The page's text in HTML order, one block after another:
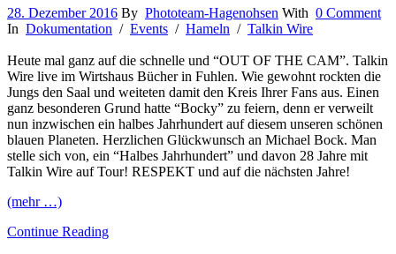
28. Dezember 2016 By Phototeam-Hagenohsen With 0 Comment
In Dokumentation / Events / Hameln / Talkin Wire
Heute mal ganz auf die schnelle und “OUT OF THE CAM”. Talkin
Wire live im Wirtshaus Bücher in Fuhlen. Wie gewohnt rockten die
Jungs den Saal und weiteten damit den Kreis Ihrer Fans aus. Einen
ganz besonderen Grund hatte “Bocky” zu feiern, denn er verweilt
nun inzwischen ein halbes Jahrhundert auf diesem unseren schönen
blauen Planeten. Herzlichen Glückwunsch an Michael Bock. Man
stelle sich von, ein “Halbes Jahrhundert” und davon 28 Jahre mit
Talkin Wire auf Tour! RESPEKT und auf die nächsten Jahre!
(mehr …)
Continue Reading